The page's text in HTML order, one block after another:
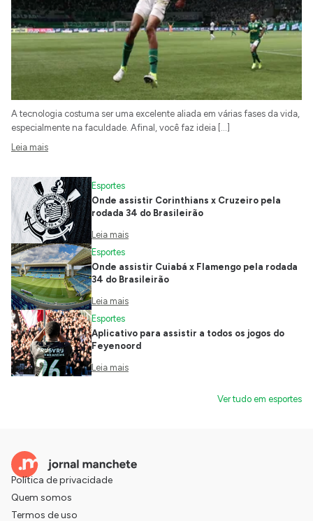
A tecnologia costuma ser uma excelente aliada em várias fases da vida,
especialmente na faculdade. Afinal, você faz ideia […]
Leia mais
Esportes
Onde assistir Corinthians x Cruzeiro pela
rodada 34 do Brasileirão
Leia mais
Esportes
Onde assistir Cuiabá x Flamengo pela rodada
34 do Brasileirão
Leia mais
Esportes
Aplicativo para assistir a todos os jogos do
Feyenoord
Leia mais
Ver tudo em esportes
Política de privacidade
Quem somos
Termos de uso